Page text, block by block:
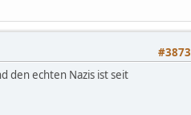
#3873
den echten Nazis ist seit